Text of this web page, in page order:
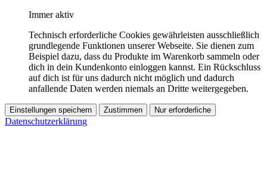
Immer aktiv
Technisch erforderliche Cookies gewährleisten ausschließlich
grundlegende Funktionen unserer Webseite. Sie dienen zum
Beispiel dazu, dass du Produkte im Warenkorb sammeln oder
dich in dein Kundenkonto einloggen kannst. Ein Rückschluss
auf dich ist für uns dadurch nicht möglich und dadurch
anfallende Daten werden niemals an Dritte weitergegeben.
Einstellungen speichern Zustimmen Nur erforderliche
Datenschutzerklärung